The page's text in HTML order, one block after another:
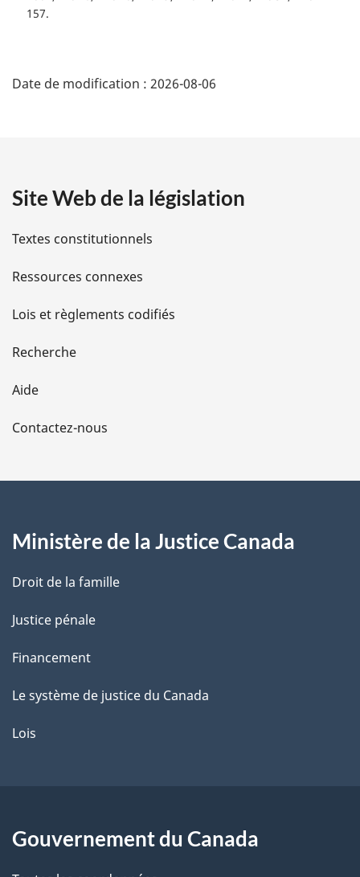
i
e
157
é
i
l
s
d
e
l
a
e
Date de modification : 2026-08-06
Site Web de la législation
Textes constitutionnels
Ressources connexes
Lois et règlements codifiés
Recherche
Aide
Contactez-nous
Ministère de la Justice Canada
Droit de la famille
Justice pénale
Financement
Le système de justice du Canada
Lois
Gouvernement du Canada